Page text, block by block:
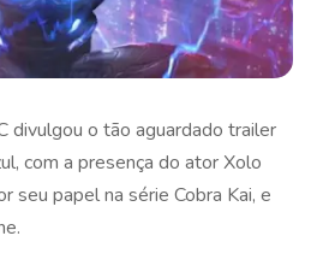
divulgou o tão aguardado trailer
com a presença do ator Xolo
seu papel na série Cobra Kai, e